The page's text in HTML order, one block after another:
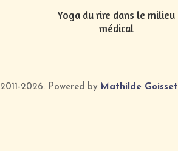
Yoga du rire dans le milieu
médical
2011-2026. Powered by Mathilde Goisset